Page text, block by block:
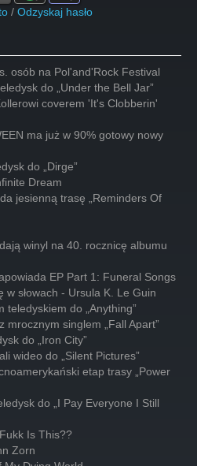
/ Odzyskaj hasło
osób na Pol'and'Rock Festival
do „Under the Bell Jar”
coverem 'It's Clobberin'
ma już w 90% gotowy nowy
do „Dirge”
Dream
jesienną trasę „Reminders Of
winyl na 40. rocznicę albumu
EP Part 1: Funeral Songs
w słowach - Ursula K. Le Guin
teledyskiem do „Anything”
mrocznym singlem „Fall Apart”
do „Iron City”
wideo do „Silent Pictures”
etap trasy „Power
do „I Pay Everyone I Still
Is This??
Zorn